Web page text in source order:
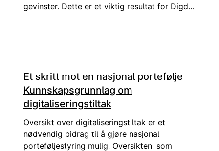
gevinster. Dette er et viktig resultat for Digdir,
bevare verdier og tillit i samfunnet. Du kan
lese om hvordan vi jobber for at alle i Norge
kan bruke digitale tjenester, uansett
livssituasjon, og hvordan etterlatte nå slipper
å navigere mellom ulike instanser for å få
oversikt i et dødsbo.
Et skritt mot en nasjonal portefølje
Kunnskapsgrunnlag om
digitaliseringstiltak
Oversikt over digitaliseringstiltak er et
nødvendig bidrag til å gjøre nasjonal
porteføljestyring mulig. Oversikten, som